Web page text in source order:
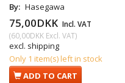
By: Hasegawa
75,00DKK Incl. VAT
(60,00DKK Excl. VAT)
excl. shipping
Only 1 item(s) left in stock
ADD TO CART